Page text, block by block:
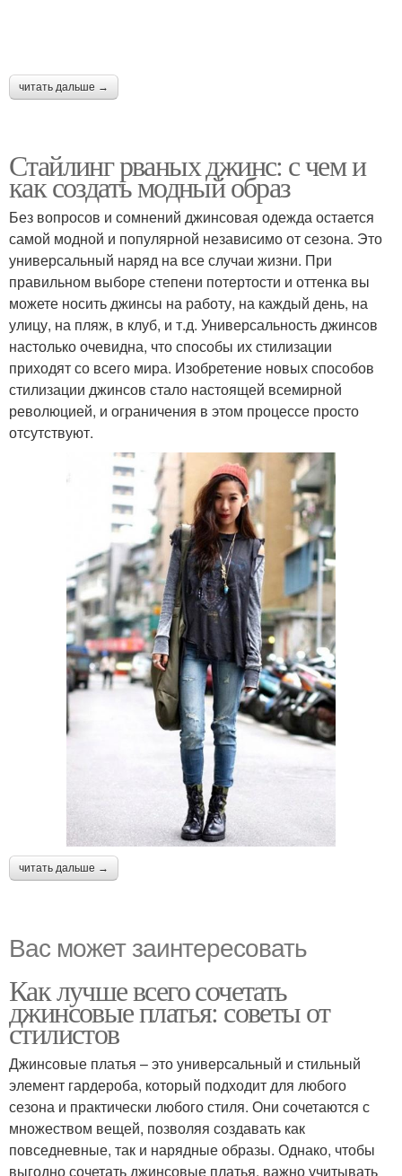
читать дальше →
Стайлинг рваных джинс: с чем и
как создать модный образ
Без вопросов и сомнений джинсовая одежда остается
самой модной и популярной независимо от сезона. Это
универсальный наряд на все случаи жизни. При
правильном выборе степени потертости и оттенка вы
можете носить джинсы на работу, на каждый день, на
улицу, на пляж, в клуб, и т.д. Универсальность джинсов
настолько очевидна, что способы их стилизации
приходят со всего мира. Изобретение новых способов
стилизации джинсов стало настоящей всемирной
революцией, и ограничения в этом процессе просто
отсутствуют.
читать дальше →
Вас может заинтересовать
Как лучше всего сочетать
джинсовые платья: советы от
стилистов
Джинсовые платья – это универсальный и стильный
элемент гардероба, который подходит для любого
сезона и практически любого стиля. Они сочетаются с
множеством вещей, позволяя создавать как
повседневные, так и нарядные образы. Однако, чтобы
выгодно сочетать джинсовые платья, важно учитывать